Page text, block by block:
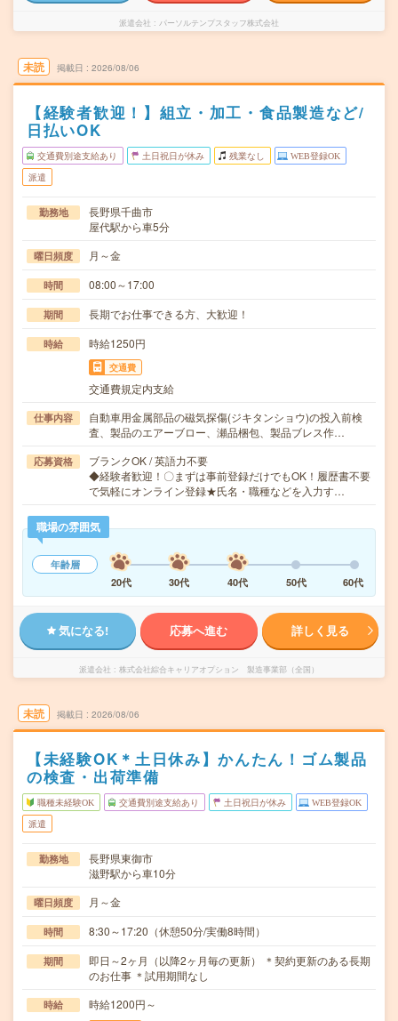
派遣会社 パーソルテンプスタッフ株式会社
未読 掲載日 2026/08/06
【経験者歓迎！】組立・加工・食品製造など/
日払いOK
交通費別途支給あり 土日祝日が休み 残業なし WEB登録OK
派遣
勤務地
長野県千曲市
屋代駅から車5分
曜日頻度 月～金
時間 08:00～17:00
期間 長期でお仕事できる方、大歓迎！
時給 時給1250円
交通費
交通費規定内支給
仕事内容
自動車用金属部品の磁気探傷(ジキタンショウ)の投入前検
査、製品のエアーブロー、瀬品梱包、製品ブレス作…
応募資格
ブランクOK / 英語力不要
◆経験者歓迎！〇まずは事前登録だけでもOK！履歴書不要
で気軽にオンライン登録★氏名・職種などを入力す…
職場の雰囲気
年齢層
20代
30代 40代 50代 60代
気になる! 応募へ進む 詳しく見る
派遣会社 株式会社綜合キャリアオプション 製造事業部（全国）
未読 掲載日 2026/08/06
【未経験OK＊土日休み】かんたん！ゴム製品
の検査・出荷準備
職種未経験OK 交通費別途支給あり 土日祝日が休み WEB登録OK
派遣
勤務地
長野県東御市
滋野駅から車10分
曜日頻度 月～金
時間 8:30～17:20（休憩50分/実働8時間）
期間
即日～2ヶ月（以降2ヶ月毎の更新） ＊契約更新のある長期
のお仕事 ＊試用期間なし
時給 時給1200円～